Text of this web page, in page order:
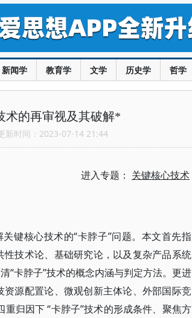
新闻学 教育学 文学 历史学 哲学
术的再审视及其破解*
新时间：2023-07-14 21:44
进入专题： 关键核心技术
键核心技术的“卡脖子”问题。本文首先指
技术论、基础研究论，以及复杂产品系统
“卡脖子”技术的概念内涵与判定方法。更进
源配置论、微观创新主体论、外部国际竞
归因下 “卡脖子”技术的形成条件、聚焦方